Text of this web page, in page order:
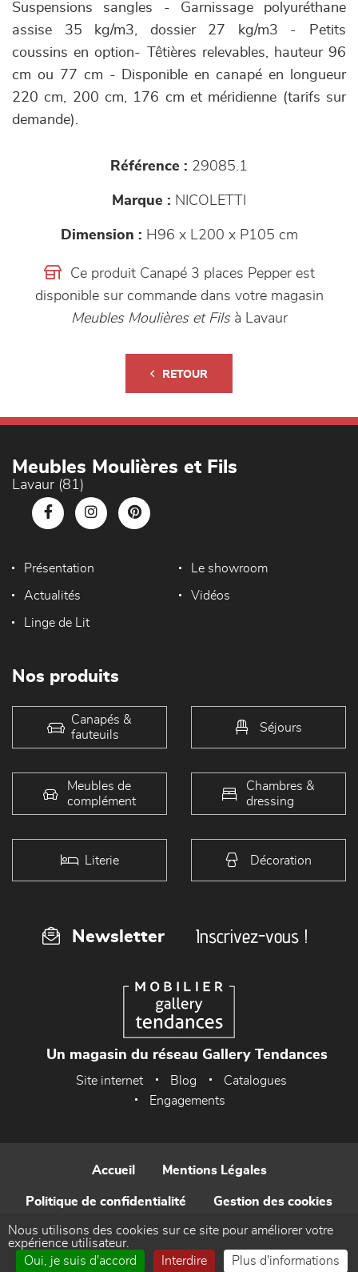
Suspensions sangles - Garnissage polyuréthane
assise 35 kg/m3, dossier 27 kg/m3 - Petits
coussins en option- Têtières relevables, hauteur 96
cm ou 77 cm - Disponible en canapé en longueur
220 cm, 200 cm, 176 cm et méridienne (tarifs sur
demande).
Référence : 29085.1
Marque : NICOLETTI
Dimension : H96 x L200 x P105 cm
Ce produit Canapé 3 places Pepper est
disponible sur commande dans votre magasin
Meubles Moulières et Filsà Lavaur
RETOUR
Meubles Moulières et Fils
Lavaur (81)
Présentation Le showroom
Actualités Vidéos
Linge de Lit
Nos produits
Canapés &
fauteuils
Séjours
Meubles de
complément
Chambres &
dressing
Literie Décoration
Newsletter Inscrivez-vous !
Un magasin du réseau Gallery Tendances
Site internet Blog
Catalogues
Engagements
Accueil Mentions Légales
Politique de confidentialité Gestion des cookies
Contact
Nous utilisons des cookies sur ce site pour améliorer votre
expérience utilisateur.
Oui, je suis d'accord
Interdire Plus d'informations